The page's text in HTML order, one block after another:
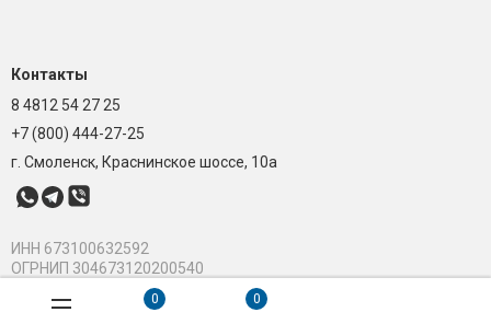
Контакты
8 4812 54 27 25
+7 (800) 444-27-25
г. Смоленск, Краснинское шоссе, 10а
ИНН 673100632592
ОГРНИП 304673120200540
0 0